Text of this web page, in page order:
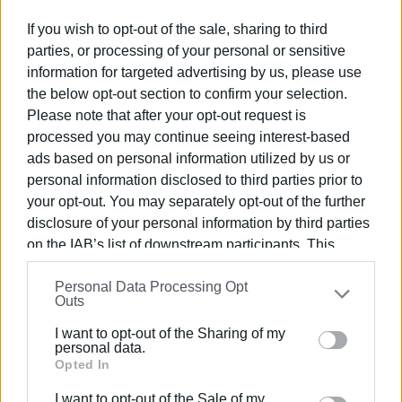
If you wish to opt-out of the sale, sharing to third
parties, or processing of your personal or sensitive
information for targeted advertising by us, please use
the below opt-out section to confirm your selection.
Please note that after your opt-out request is
processed you may continue seeing interest-based
ads based on personal information utilized by us or
personal information disclosed to third parties prior to
your opt-out. You may separately opt-out of the further
disclosure of your personal information by third parties
on the IAB’s list of downstream participants. This
information may also be disclosed by us to third parties
on theIAB’s List of Downstream Participants
that may
further disclose it to other third parties.
Please note that this website/app uses one or more
Google services and may gather and store information
Personal Data Processing Opt
Outs
I want to opt-out of the Sharing of my
personal data.
Opted In
I want to opt-out of the Sale of my
και 47/100.000 στο σύνολο της χώρας. Η διαχρονική
εξέλιξη της επιδημίας όμως παρουσίασε σημαντικές
διακυμάνσεις και υπήρξαν φάσεις, που έτεινε να
κλιμακωθεί ανεξέλεγκτα και στην Κέρκυρα.
Στη διάρκεια του πρώτου κύματος καταγράφηκαν πολύ
λίγα κρούσματα, ενώ όταν έληξε το πρώτο lock down
τον Μάιο η διασπορά του ιού είχε ελεγχθεί πλήρως.
Στις αρχές Ιουλίου καταγράφηκαν τα πρώτα
Ιουλίου άρχισαν και πάλι να καταγράφονται κρούσματα
του ιού παρέμενε σε σχετικά χαμηλά επίπεδα μέχρι τα
τέλη Σεπτεμβρίου.